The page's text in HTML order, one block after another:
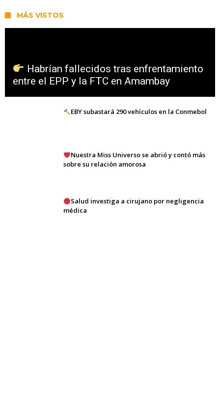
MÁS VISTOS
Habrían fallecidos tras enfrentamiento
entre el EPP y la FTC en Amambay
EBY subastará 290 vehículos en la Conmebol
Nuestra Miss Universo se abrió y contó más
sobre su relación amorosa
Salud investiga a cirujano por negligencia
médica